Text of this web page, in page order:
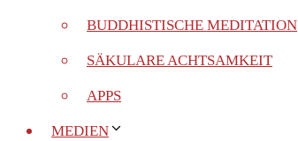
BUDDHISTISCHE MEDITATION
SÄKULARE ACHTSAMKEIT
APPS
MEDIEN